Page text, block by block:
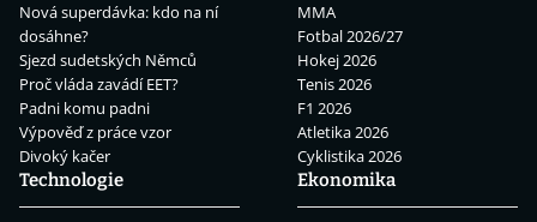
Nová superdávka: kdo na ní
dosáhne?
Sjezd sudetských Němců
Proč vláda zavádí EET?
Padni komu padni
Výpověď z práce vzor
Divoký kačer
MMA
Fotbal 2026/27
Hokej 2026
Tenis 2026
F1 2026
Atletika 2026
Cyklistika 2026
Technologie
Ekonomika